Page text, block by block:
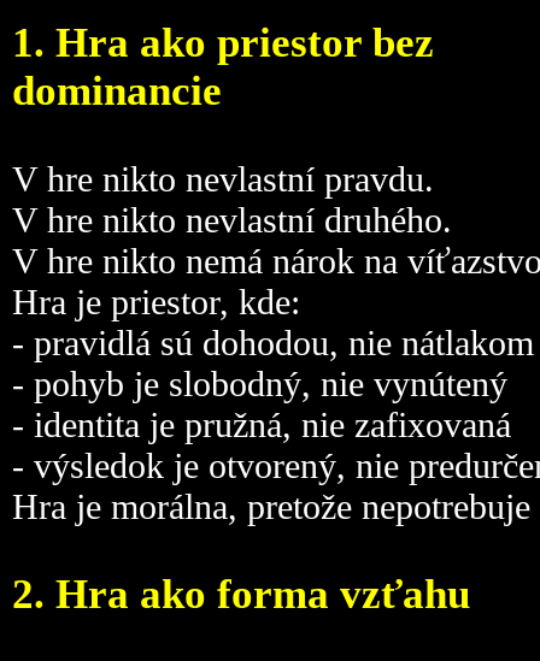
1. Hra ako priestor bez
dominancie
V hre nikto nevlastní pravdu.
V hre nikto nevlastní druhého.
V hre nikto nemá nárok na
Hra je priestor, kde:
- pravidlá sú dohodou, nie nátlakom
- pohyb je slobodný, nie vynútený
- identita je pružná, nie zafixovaná
- výsledok je otvorený, nie
Hra je morálna, pretože
2. Hra ako forma vzťahu